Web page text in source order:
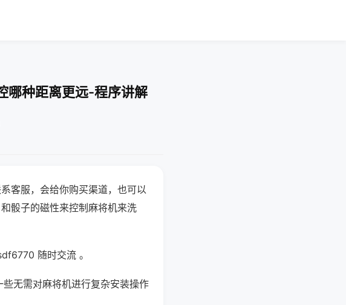
哪种距离更远-程序讲解
客服，会给你购买渠道，也可以
骰子的磁性来控制麻将机来洗
随时交流 。
无需对麻将机进行复杂安装操作